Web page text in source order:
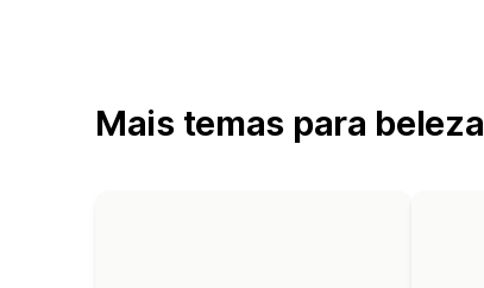
Mais temas para beleza